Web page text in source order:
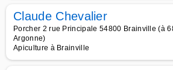
Claude Chevalier
Porcher 2 rue Principale 54800 Brainville (à
Argonne)
Apiculture à Brainville